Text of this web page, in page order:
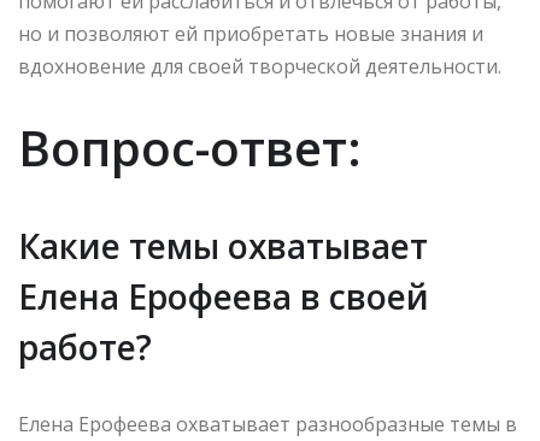
но и позволяют ей приобретать новые знания и
вдохновение для своей творческой деятельности.
Вопрос-ответ:
Какие темы охватывает
Елена Ерофеева в своей
работе?
Елена Ерофеева охватывает разнообразные темы в